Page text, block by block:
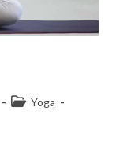
Yoga